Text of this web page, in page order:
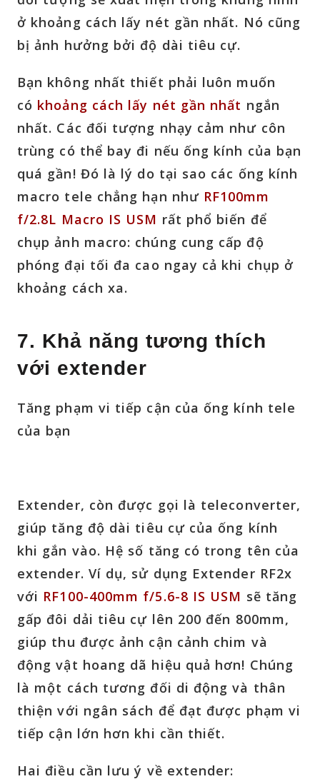
ở khoảng cách lấy nét gần nhất. Nó cũng
bị ảnh hưởng bởi độ dài tiêu cự.
Bạn không nhất thiết phải luôn muốn
có khoảng cách lấy nét gần nhất ngắn
nhất. Các đối tượng nhạy cảm như côn
trùng có thể bay đi nếu ống kính của bạn
quá gần! Đó là lý do tại sao các ống kính
macro tele chẳng hạn như RF100mm
f/2.8L Macro IS USM rất phổ biến để
chụp ảnh macro: chúng cung cấp độ
phóng đại tối đa cao ngay cả khi chụp ở
khoảng cách xa.
7. Khả năng tương thích
với extender
Tăng phạm vi tiếp cận của ống kính tele
của bạn
Extender, còn được gọi là teleconverter,
giúp tăng độ dài tiêu cự của ống kính
khi gắn vào. Hệ số tăng có trong tên của
extender. Ví dụ, sử dụng Extender RF2x
với RF100-400mm f/5.6-8 IS USM sẽ tăng
gấp đôi dải tiêu cự lên 200 đến 800mm,
giúp thu được ảnh cận cảnh chim và
động vật hoang dã hiệu quả hơn! Chúng
là một cách tương đối di động và thân
thiện với ngân sách để đạt được phạm vi
tiếp cận lớn hơn khi cần thiết.
Hai điều cần lưu ý về extender: